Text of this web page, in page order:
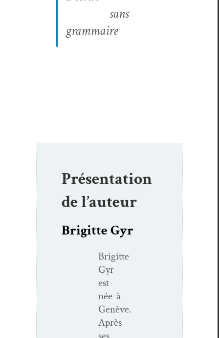
sans
grammaire
Présentation
de l’auteur
Brigitte Gyr
Brigitte
Gyr
est
née à
Genève.
Après